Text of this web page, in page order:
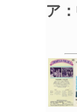
ア